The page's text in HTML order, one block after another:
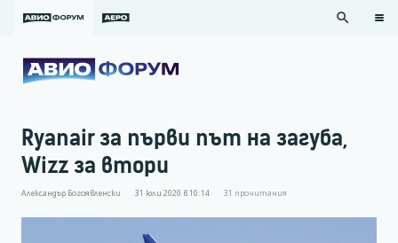
search
Ryanair за първи път на загуба,
Wizz за втори
Александър Богоявленски 31 юли 2020 в 10:14 31 прочитания